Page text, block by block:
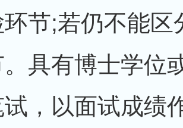
环节;若仍不能
具有博士学位
试，以面试成绩